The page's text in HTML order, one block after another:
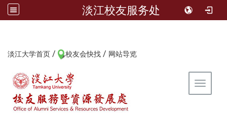
淡江校友服务处
淡江大学首页 / 校友会快找 / 网站导览
Toggle